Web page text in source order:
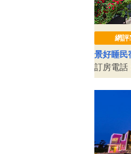
網評
景好睡民
訂房電話